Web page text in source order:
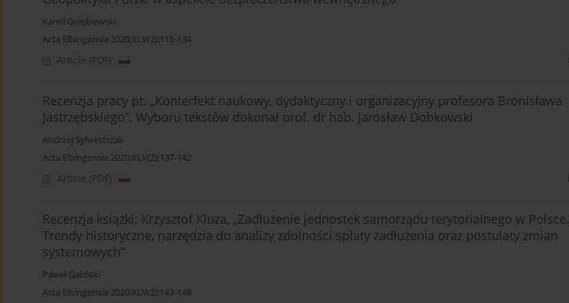
Kamil Gołębiewski
Acta Elbingensia 2020;XLV(2):115-134
Article (PDF)
Recenzja pracy pt. „Konterfekt naukowy, dydaktyczny i organizacyjny profesora Bronisława
Jastrzębskiego”. Wyboru tekstów dokonał prof. dr hab. Jarosław Dobkowski
Andrzej Sylwestrzak
Acta Elbingensia 2020;XLV(2):137-142
Article (PDF)
Recenzja książki: Krzysztof Kluza, „Zadłużenie jednostek samorządu terytorialnego w Polsce.
Trendy historyczne, narzędzia do analizy zdolności spłaty zadłużenia oraz postulaty zmian
systemowych”
Paweł Galiński
Acta Elbingensia 2020;XLV(2):143-148